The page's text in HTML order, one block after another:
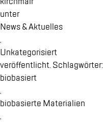
un­ter
News & Ak­tu­el­les
,
Unka­te­go­ri­siert
ver­öf­fent­licht. Schlag­wör­ter:
bio­ba­siert
,
bio­ba­sier­te Ma­te­ria­li­en
,